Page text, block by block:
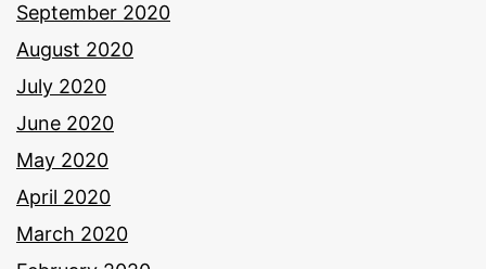
September 2020
August 2020
July 2020
June 2020
May 2020
April 2020
March 2020